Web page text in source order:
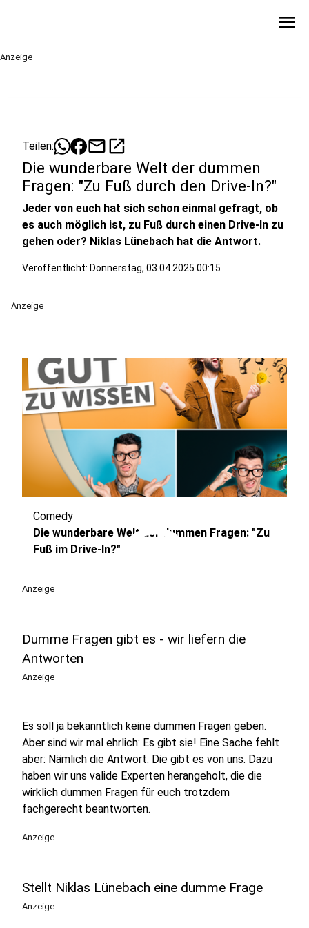
menu
Anzeige
Teilen: mailopen_in_new
Die wunderbare Welt der dummen
Fragen: "Zu Fuß durch den Drive-In?"
Jeder von euch hat sich schon einmal gefragt, ob
es auch möglich ist, zu Fuß durch einen Drive-In zu
gehen oder? Niklas Lünebach hat die Antwort.
Veröffentlicht: Donnerstag, 03.04.2025 00:15
Anzeige
play_circle
Comedy
Die wunderbare Welt der dummen Fragen: "Zu
Fuß im Drive-In?"
Anzeige
Dumme Fragen gibt es - wir liefern die
Antworten
Anzeige
Es soll ja bekanntlich keine dummen Fragen geben.
Aber sind wir mal ehrlich: Es gibt sie! Eine Sache fehlt
aber: Nämlich die Antwort. Die gibt es von uns. Dazu
haben wir uns valide Experten herangeholt, die die
wirklich dummen Fragen für euch trotzdem
fachgerecht beantworten.
Anzeige
Stellt Niklas Lünebach eine dumme Frage
Anzeige